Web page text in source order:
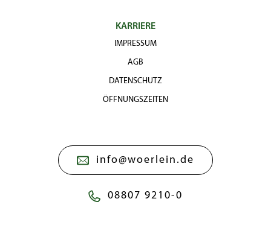
KARRIERE
IMPRESSUM
AGB
DATENSCHUTZ
ÖFFNUNGSZEITEN
info@woerlein.de
08807 9210-0